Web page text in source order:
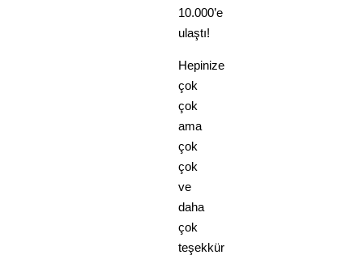
10.000’e
ulaştı!
Hepinize
çok
çok
ama
çok
çok
ve
daha
çok
teşekkür